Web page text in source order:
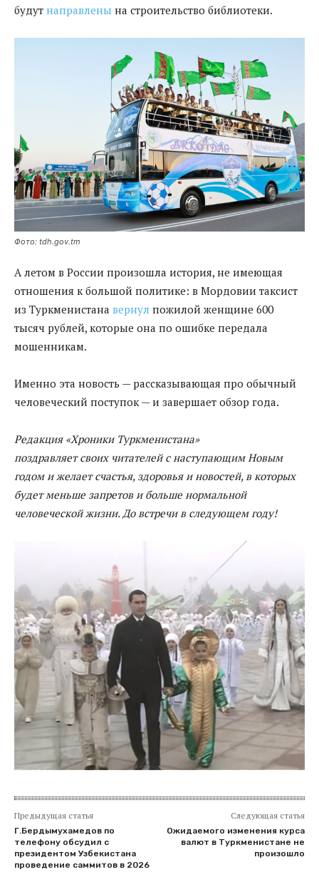
будут направлены на строительство библиотеки.
Фото: tdh.gov.tm
А летом в России произошла история, не имеющая
отношения к большой политике: в Мордовии таксист
из Туркменистана вернул пожилой женщине 600
тысяч рублей, которые она по ошибке передала
мошенникам.
Именно эта новость — рассказывающая про обычный
человеческий поступок — и завершает обзор года.
Редакция «Хроники Туркменистана»
поздравляетсвоих читателей с наступающим Новым
годом и желает счастья, здоровья и новостей, в которых
будет меньше запретов и больше нормальной
человеческой жизни. До встречи в следующем году!
Предыдущая статья
Г.Бердымухамедов по
телефону обсудил с
президентом Узбекистана
проведение саммитов в 2026
Следующая статья
Ожидаемого изменения курса
валют в Туркменистане не
произошло